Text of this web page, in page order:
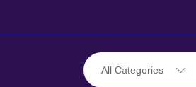
All Categories